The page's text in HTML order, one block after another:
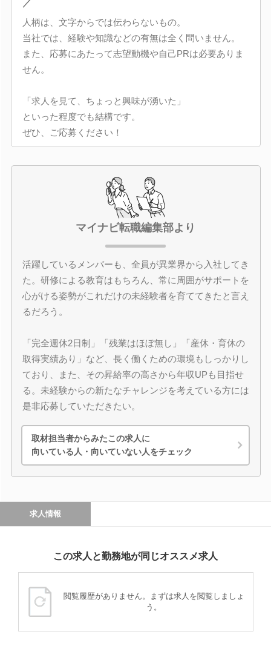
／
人柄は、文字からでは伝わらないもの。
当社では、経験や知識などの有無は全く問いません。
また、応募にあたって志望動機や自己PRは必要ありま
せん。
「求人を見て、ちょっと興味が湧いた」
といった程度でも結構です。
ぜひ、ご応募ください！
マイナビ転職編集部より
活躍しているメンバーも、全員が異業界から入社してき
た。研修による教育はもちろん、常に周囲がサポートを
心がける姿勢がこれだけの未経験者を育ててきたと言え
るだろう。
「完全週休2日制」「残業はほぼ無し」「産休・育休の
取得実績あり」など、長く働くための環境もしっかりし
ており、また、その昇給率の高さから年収UPも目指せ
る。未経験からの新たなチャレンジを考えている方には
是非応募していただきたい。
取材担当者からみたこの求人に
向いている人・向いていない人をチェック
求人情報
この求人と勤務地が同じオススメ求人
閲覧履歴がありません。まずは求人を閲覧しましょ
う。